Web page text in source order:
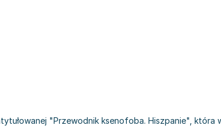
"Przewodnik ksenofoba. Hiszpanie", która